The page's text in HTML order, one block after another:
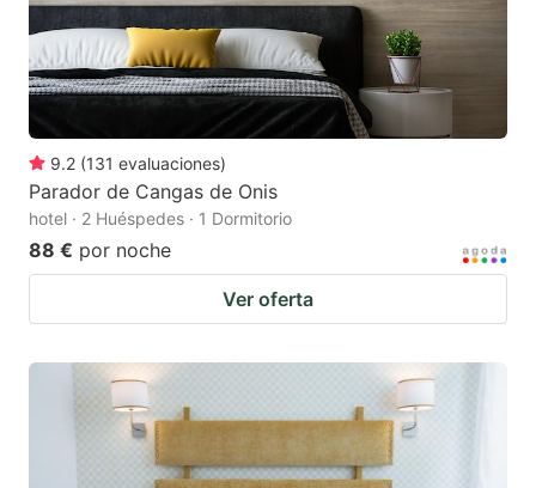
9.2 (131 evaluaciones)
Parador de Cangas de Onis
hotel · 2 Huéspedes · 1 Dormitorio
88 € por noche
Ver oferta